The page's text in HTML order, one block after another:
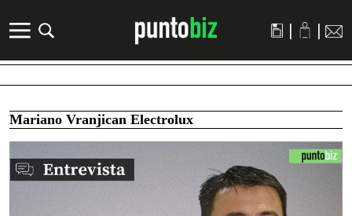
| |
Mariano Vranjican Electrolux